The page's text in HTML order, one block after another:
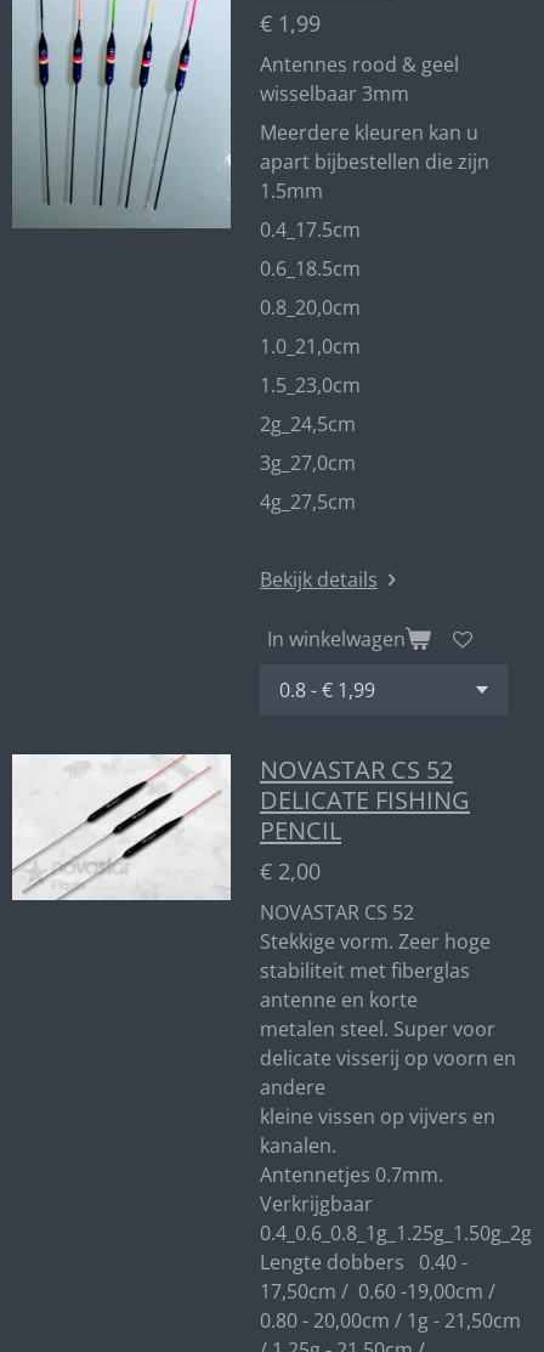
€ 1,99
Antennes rood & geel
wisselbaar 3mm
Meerdere kleuren kan u
apart bijbestellen die zijn
1.5mm
0.4_17.5cm
0.6_18.5cm
0.8_20,0cm
1.0_21,0cm
1.5_23,0cm
2g_24,5cm
3g_27,0cm
4g_27,5cm
Bekijk details
In winkelwagen
NOVASTAR CS 52
DELICATE FISHING
PENCIL
€ 2,00
NOVASTAR CS 52
Stekkige vorm. Zeer hoge
stabiliteit met fiberglas
antenne en korte
metalen steel. Super voor
delicate visserij op voorn en
andere
kleine vissen op vijvers en
kanalen.
Antennetjes 0.7mm.
Verkrijgbaar
0.4_0.6_0.8_1g_1.25g_1.50g_2g
Lengte dobbers 0.40 -
17,50cm / 0.60 -19,00cm /
0.80 - 20,00cm / 1g - 21,50cm